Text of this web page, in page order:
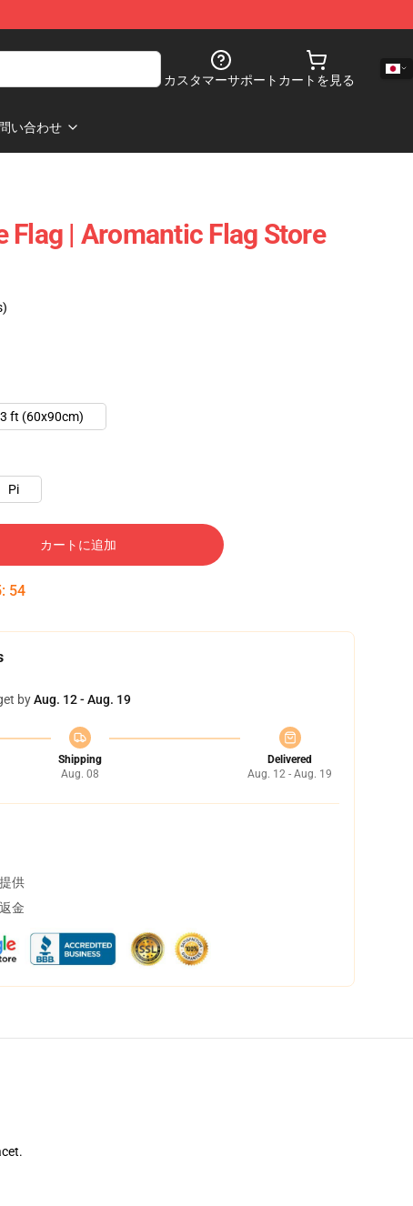
カスタマーサポート カートを見る
い合わせ
Flag | Aromantic Flag Store
ft (60x90cm)
Pi
カートに追加
: 54
byAug. 12 - Aug. 19
Shipping
Aug. 08
Delivered
Aug. 12 - Aug. 19
供
金